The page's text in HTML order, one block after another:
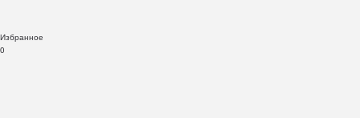
Избранное
0